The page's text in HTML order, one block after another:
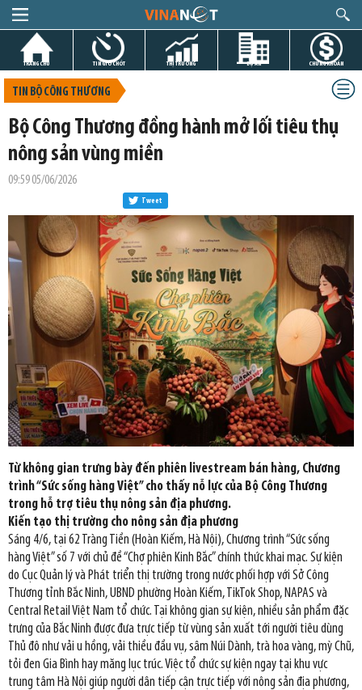
TRANG CHỦ TIN GIỜ CHÓT THỊ TRƯỜNG DỰ ÁN CHỨNG KHOÁN
TIN BỘ CÔNG THƯƠNG
Bộ Công Thương đồng hành mở lối tiêu thụ
nông sản vùng miền
09:59 05/06/2026
Tweet
Từ không gian trưng bày đến phiên livestream bán hàng, Chương
trình “Sức sống hàng Việt” cho thấy nỗ lực của Bộ Công Thương
trong hỗ trợ tiêu thụ nông sản địa phương.
Kiến tạo thị trường cho nông sản địa phương
Sáng 4/6, tại 62 Tràng Tiền (Hoàn Kiếm, Hà Nội), Chương trình “Sức sống
hàng Việt” số 7 với chủ đề “Chợ phiên Kinh Bắc” chính thức khai mạc. Sự kiện
do Cục Quản lý và Phát triển thị trường trong nước phối hợp với Sở Công
Thương tỉnh Bắc Ninh, UBND phường Hoàn Kiếm, TikTok Shop, NAPAS và
Central Retail Việt Nam tổ chức. Tại không gian sự kiện, nhiều sản phẩm đặc
trưng của Bắc Ninh được đưa trực tiếp từ vùng sản xuất tới người tiêu dùng
Thủ đô như vải u hồng, vải thiều đầu vụ, sâm Núi Dành, trà hoa vàng, mỳ Chũ,
tỏi đen Gia Bình hay măng lục trúc. Việc tổ chức sự kiện ngay tại khu vực
trung tâm Hà Nội giúp người dân tiếp cận trực tiếp với nông sản địa phương,